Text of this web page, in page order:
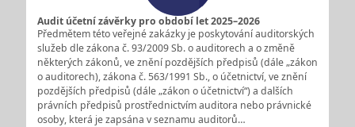
Audit účetní závěrky pro období let 2025–2026
Předmětem této veřejné zakázky je poskytování auditorských
služeb dle zákona č. 93/2009 Sb. o auditorech a o změně
některých zákonů, ve znění pozdějších předpisů (dále „zákon
o auditorech), zákona č. 563/1991 Sb., o účetnictví, ve znění
pozdějších předpisů (dále „zákon o účetnictví“) a dalších
právních předpisů prostřednictvím auditora nebo právnické
osoby, která je zapsána v seznamu auditorů…